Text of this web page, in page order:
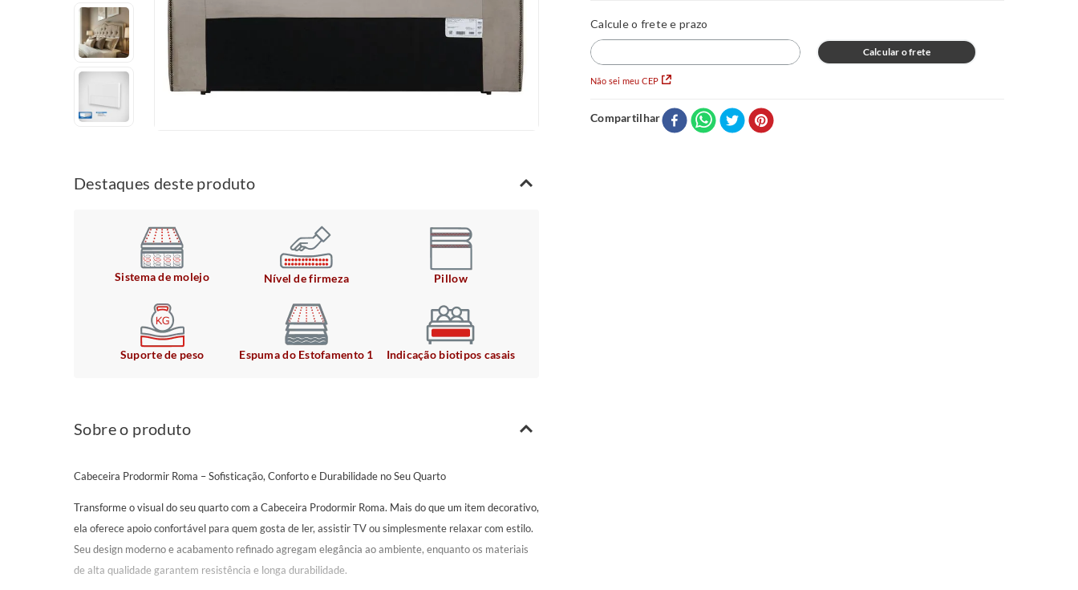
Destaques deste produto
Sistema de molejo Nível de firmeza Pillow
Suporte de peso Espuma do Estofamento 1 Indicação biotipos casais
Sobre o produto
Cabeceira Prodormir Roma – Sofisticação, Conforto e Durabilidade no Seu Quarto
Transforme o visual do seu quarto com a Cabeceira Prodormir Roma. Mais do que um item decorativo,
ela oferece apoio confortável para quem gosta de ler, assistir TV ou simplesmente relaxar com estilo.
Seu design moderno e acabamento refinado agregam elegância ao ambiente, enquanto os materiais
de alta qualidade garantem resistência e longa durabilidade.
Não sei meu CEP
Calcular o frete
Compartilhar